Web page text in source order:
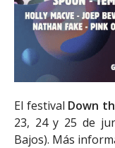
El festival Down
23, 24 y 25 de
Bajos). Más